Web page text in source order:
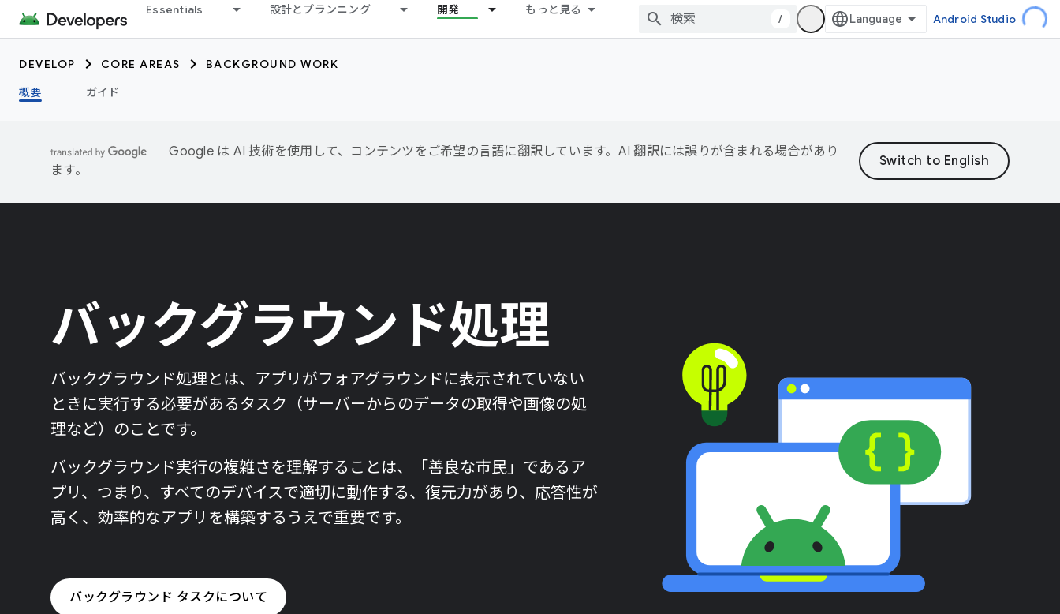
Essentials 設計とプランニング 開発 もっと見る
/ Android Studio
DEVELOP CORE AREAS
BACKGROUND WORK
概要
ガイド
Google は AI 技術を使用して、コンテンツをご希望の言語に翻訳しています。AI 翻訳には誤りが含まれる場合があり
ます。
バックグラウンド処理
バックグラウンド処理とは、アプリがフォアグラウンドに表示されていない
ときに実行する必要があるタスク（サーバーからのデータの取得や画像の処
理など）のことです。
バックグラウンド実行の複雑さを理解することは、「善良な市民」であるア
プリ、つまり、すべてのデバイスで適切に動作する、復元力があり、応答性が
高く、効率的なアプリを構築するうえで重要です。
バックグラウンド タスクについて